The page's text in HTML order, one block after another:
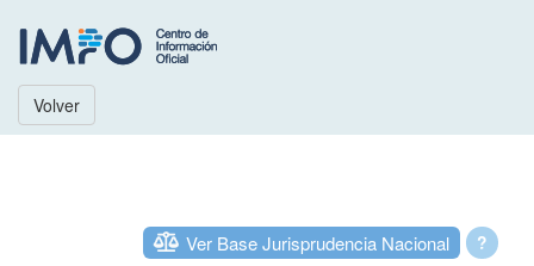
Volver
?
Ver Base Jurisprudencia Nacional